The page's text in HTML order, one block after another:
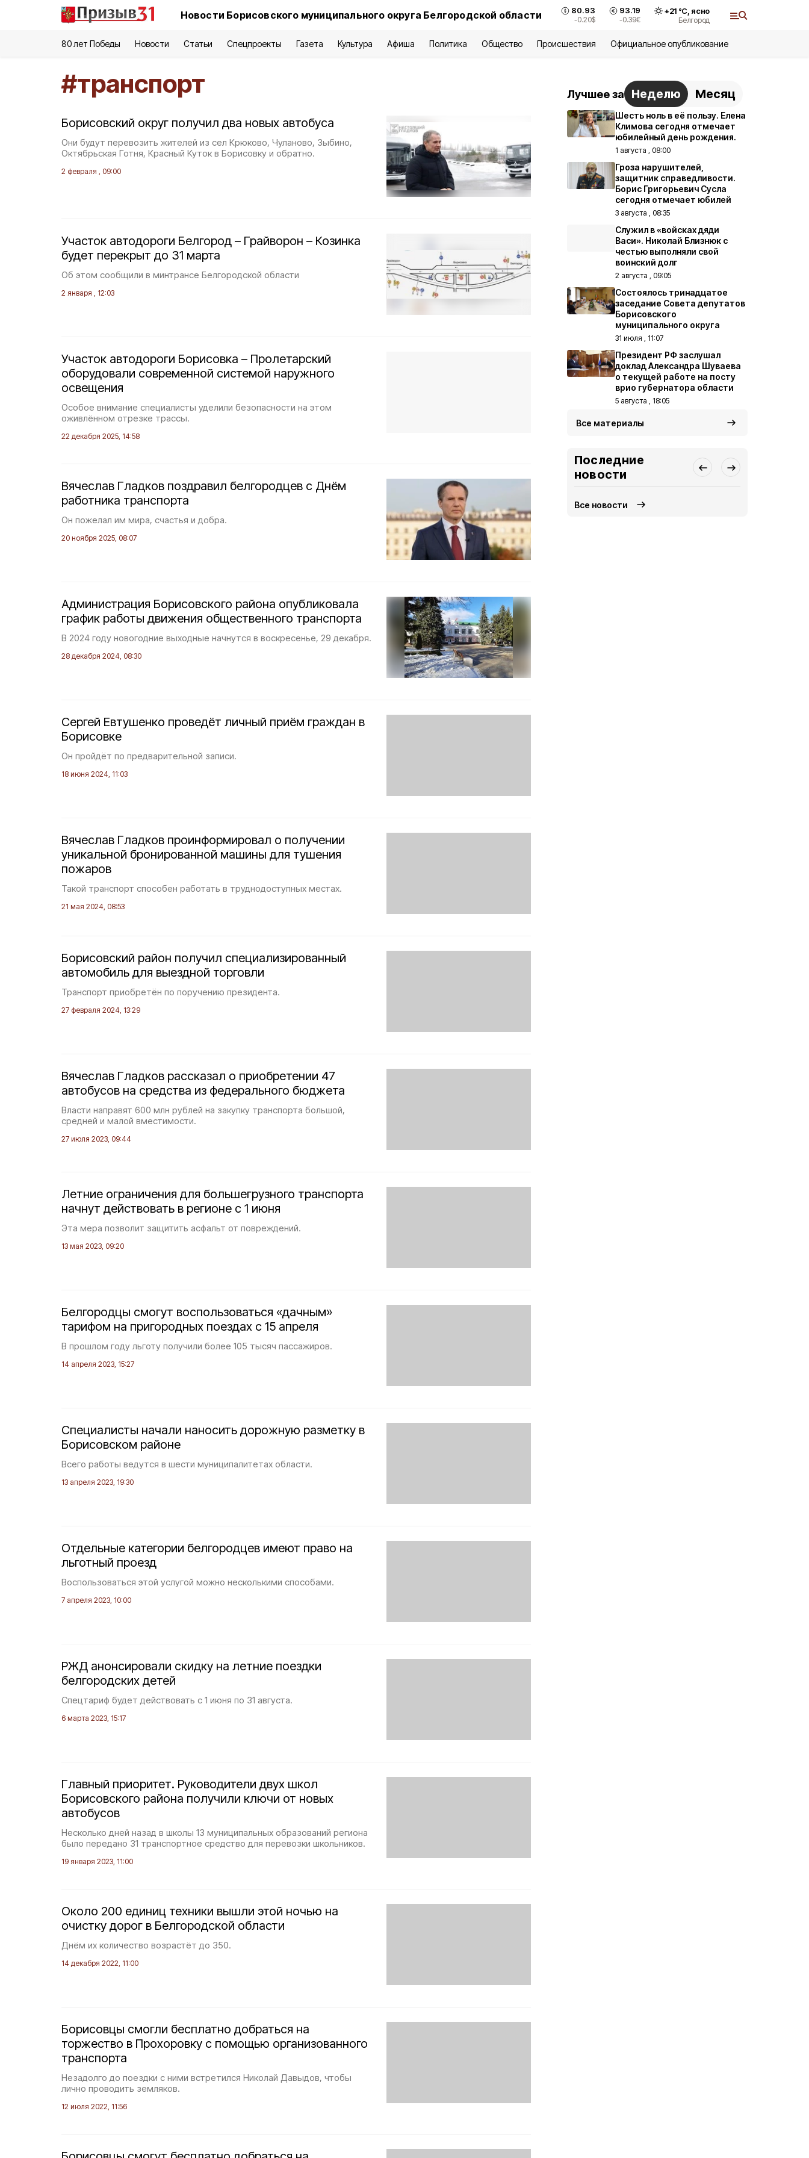
Новости Борисовского муниципального округа Белгородской области 80.93
-0.20$
93.19
-0.39€
+21°С, ясно
Белгород
80 лет Победы Новости Статьи Спецпроекты Газета Культура Афиша Политика Общество Происшествия Официальное опубликование
#транспорт
Борисовский округ получил два новых автобуса
Они будут перевозить жителей из сел Крюково, Чуланово, Зыбино,
Октябрьская Готня, Красный Куток в Борисовку и обратно.
2 февраля , 09:00
Участок автодороги Белгород – Грайворон – Козинка
будет перекрыт до 31 марта
Об этом сообщили в минтрансе Белгородской области
2 января , 12:03
Участок автодороги Борисовка – Пролетарский
оборудовали современной системой наружного
освещения
Особое внимание специалисты уделили безопасности на этом
оживлённом отрезке трассы.
22 декабря 2025, 14:58
Вячеслав Гладков поздравил белгородцев с Днём
работника транспорта
Он пожелал им мира, счастья и добра.
20 ноября 2025, 08:07
Администрация Борисовского района опубликовала
график работы движения общественного транспорта
В 2024 году новогодние выходные начнутся в воскресенье, 29 декабря.
28 декабря 2024, 08:30
Сергей Евтушенко проведёт личный приём граждан в
Борисовке
Он пройдёт по предварительной записи.
18 июня 2024, 11:03
Вячеслав Гладков проинформировал о получении
уникальной бронированной машины для тушения
пожаров
Такой транспорт способен работать в труднодоступных местах.
21 мая 2024, 08:53
Борисовский район получил специализированный
автомобиль для выездной торговли
Транспорт приобретён по поручению президента.
27 февраля 2024, 13:29
Вячеслав Гладков рассказал о приобретении 47
автобусов на средства из федерального бюджета
Власти направят 600 млн рублей на закупку транспорта большой,
средней и малой вместимости.
27 июля 2023, 09:44
Летние ограничения для большегрузного транспорта
начнут действовать в регионе с 1 июня
Эта мера позволит защитить асфальт от повреждений.
13 мая 2023, 09:20
Белгородцы смогут воспользоваться «дачным»
тарифом на пригородных поездах с 15 апреля
В прошлом году льготу получили более 105 тысяч пассажиров.
14 апреля 2023, 15:27
Специалисты начали наносить дорожную разметку в
Борисовском районе
Всего работы ведутся в шести муниципалитетах области.
13 апреля 2023, 19:30
Отдельные категории белгородцев имеют право на
льготный проезд
Воспользоваться этой услугой можно несколькими способами.
7 апреля 2023, 10:00
РЖД анонсировали скидку на летние поездки
белгородских детей
Спецтариф будет действовать с 1 июня по 31 августа.
6 марта 2023, 15:17
Главный приоритет. Руководители двух школ
Борисовского района получили ключи от новых
автобусов
Несколько дней назад в школы 13 муниципальных образований региона
было передано 31 транспортное средство для перевозки школьников.
19 января 2023, 11:00
Около 200 единиц техники вышли этой ночью на
очистку дорог в Белгородской области
Днём их количество возрастёт до 350.
14 декабря 2022, 11:00
Борисовцы смогли бесплатно добраться на
торжество в Прохоровку с помощью организованного
транспорта
Незадолго до поездки с ними встретился Николай Давыдов, чтобы
лично проводить земляков.
12 июля 2022, 11:56
Лучшее за Неделю Месяц
Шесть ноль в её пользу. Елена
Климова сегодня отмечает
юбилейный день рождения.
1 августа , 08:00
Гроза нарушителей,
защитник справедливости.
Борис Григорьевич Сусла
сегодня отмечает юбилей
3 августа , 08:35
Служил в «войсках дяди
Васи». Николай Близнюк с
честью выполняли свой
воинский долг
2 августа , 09:05
Состоялось тринадцатое
заседание Совета депутатов
Борисовского
муниципального округа
31 июля , 11:07
Президент РФ заслушал
доклад Александра Шуваева
о текущей работе на посту
врио губернатора области
5 августа , 18:05
Все материалы
Последние
новости
Все новости